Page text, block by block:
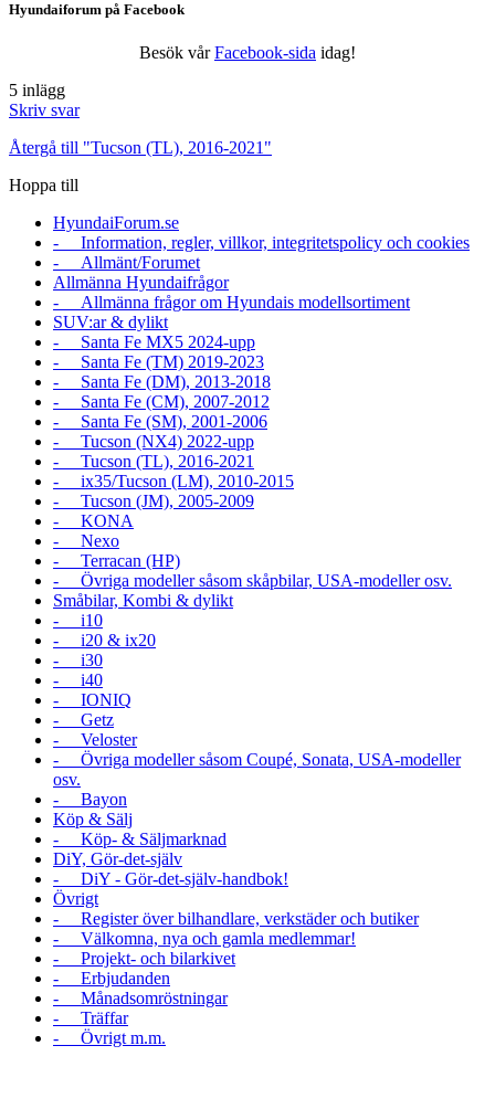
Hyundaiforum på Facebook
Besök vårFacebook-sida idag!
5 inlägg
Skriv svar
Återgå till "Tucson (TL), 2016-2021"
Hoppa till
HyundaiForum.se
- Information, regler, villkor, integritetspolicy och cookies
- Allmänt/Forumet
Allmänna Hyundaifrågor
- Allmänna frågor om Hyundais modellsortiment
SUV:ar & dylikt
- Santa Fe MX5 2024-upp
- Santa Fe (TM) 2019-2023
- Santa Fe (DM), 2013-2018
- Santa Fe (CM), 2007-2012
- Santa Fe (SM), 2001-2006
- Tucson (NX4) 2022-upp
- Tucson (TL), 2016-2021
- ix35/Tucson (LM), 2010-2015
- Tucson (JM), 2005-2009
- KONA
- Nexo
- Terracan (HP)
- Övriga modeller såsom skåpbilar, USA-modeller osv.
Småbilar, Kombi & dylikt
- i10
- i20 & ix20
- i30
- i40
- IONIQ
- Getz
- Veloster
- Övriga modeller såsom Coupé, Sonata, USA-modeller
osv.
- Bayon
Köp & Sälj
- Köp- & Säljmarknad
DiY, Gör-det-själv
- DiY - Gör-det-själv-handbok!
Övrigt
- Register över bilhandlare, verkstäder och butiker
- Välkomna, nya och gamla medlemmar!
- Projekt- och bilarkivet
- Erbjudanden
- Månadsomröstningar
- Träffar
- Övrigt m.m.